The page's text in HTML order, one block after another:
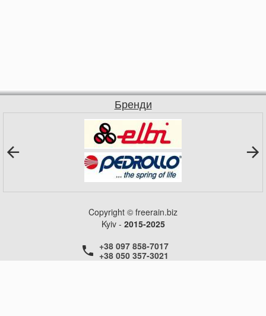
Бренди
Copyright © freerain.biz
Kyiv - 2015-2025
+38 097 858-7017
+38 050 357-3021